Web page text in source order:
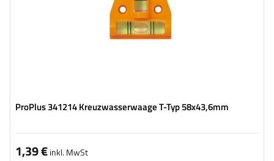
ProPlus 341214 Kreuzwasserwaage T-Typ 58x43,6mm
1,39 €inkl. MwSt